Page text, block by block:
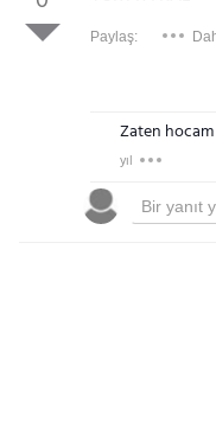
Paylaş:
Zaten
yıl